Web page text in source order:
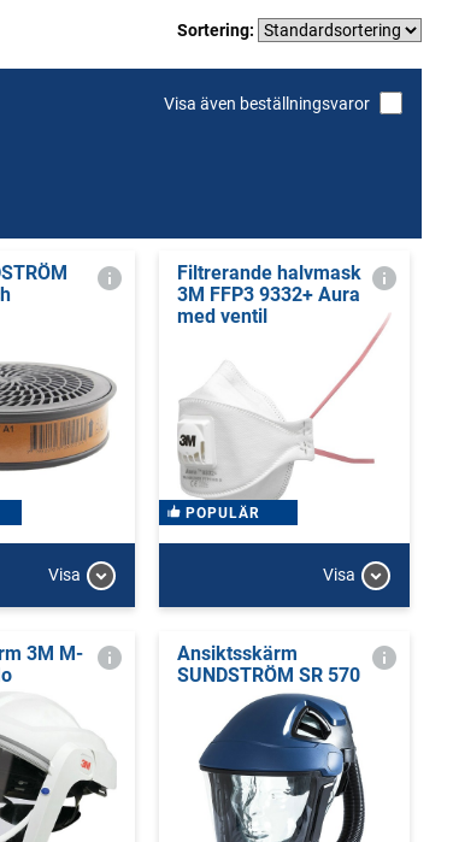
Sortering:
Visa även beställningsvaror
Visa
Filtrerande halvmask
3M FFP3 9332+ Aura
med ventil
POPULÄR
Visa
3M M-
Ansiktsskärm
SUNDSTRÖM SR 570